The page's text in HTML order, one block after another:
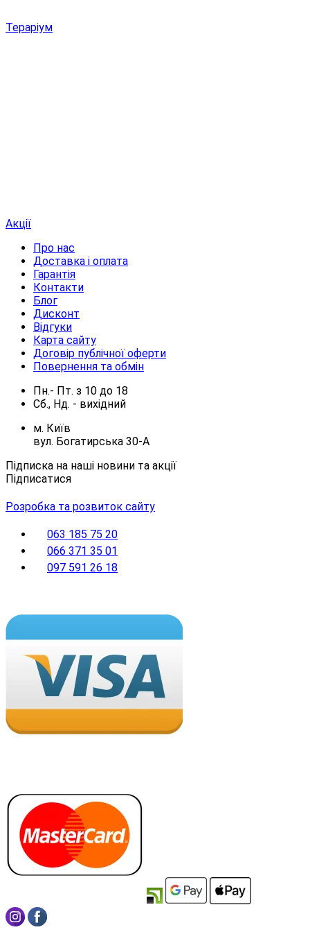
Тераріум
Акції
Про нас
Доставка і оплата
Гарантія
Контакти
Блог
Дисконт
Відгуки
Карта сайту
Договір публічної оферти
Повернення та обмін
Пн.- Пт. з 10 до 18
Сб., Нд. - вихідний
м. Київ
вул. Богатирська 30-А
Підписка на наші новини та акції
Підписатися
Розробка та розвиток сайту
063 185 75 20
066 371 35 01
097 591 26 18